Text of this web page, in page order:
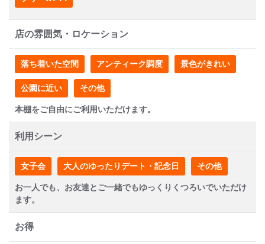
店の雰囲気・ロケーション
落ち着いた空間 アンティーク調度 景色がきれい
公園に近い その他
本棚をご自由にご利用いただけます。
利用シーン
女子会 大人のゆったりデート・記念日 その他
お一人でも、お友達とご一緒でもゆっくりくつろいでいただけ
ます。
お得